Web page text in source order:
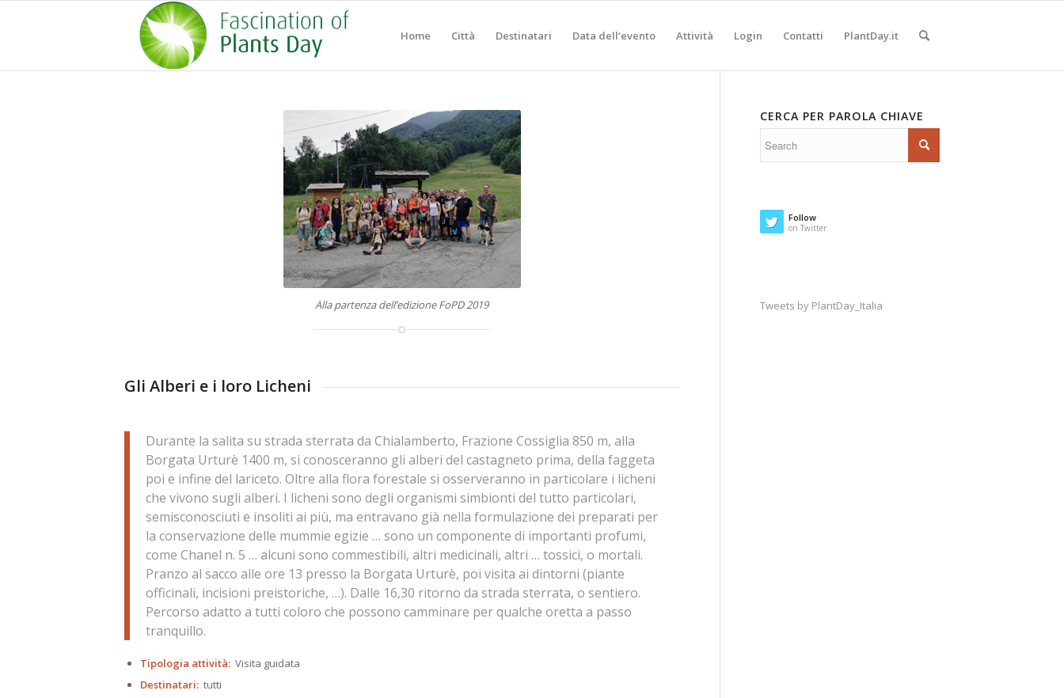
Home Città Destinatari Data dell’evento Attività Login Contatti PlantDay.it
Alla partenza dell’edizione FoPD 2019
Gli Alberi e i loro Licheni
Durante la salita su strada sterrata da Chialamberto, Frazione Cossiglia 850 m, alla
Borgata Urturè 1400 m, si conosceranno gli alberi del castagneto prima, della faggeta
poi e infine del lariceto. Oltre alla flora forestale si osserveranno in particolare i licheni
che vivono sugli alberi. I licheni sono degli organismi simbionti del tutto particolari,
semisconosciuti e insoliti ai più, ma entravano già nella formulazione dei preparati per
la conservazione delle mummie egizie … sono un componente di importanti profumi,
come Chanel n. 5 … alcuni sono commestibili, altri medicinali, altri … tossici, o mortali.
Pranzo al sacco alle ore 13 presso la Borgata Urturè, poi visita ai dintorni (piante
officinali, incisioni preistoriche, …). Dalle 16,30 ritorno da strada sterrata, o sentiero.
Percorso adatto a tutti coloro che possono camminare per qualche oretta a passo
tranquillo.
Tipologia attività: Visita guidata
Destinatari: tutti
CERCA PER PAROLA CHIAVE
Follow
on Twitter
Tweets by PlantDay_Italia